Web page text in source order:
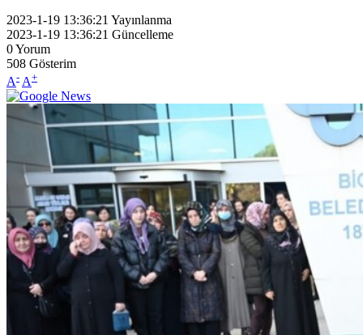
2023-1-19 13:36:21 Yayınlanma
2023-1-19 13:36:21 Güncelleme
0Yorum
508 Gösterim
A- A+